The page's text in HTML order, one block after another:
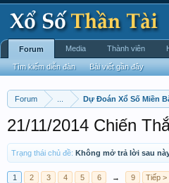
Forum Dự Đoán Xổ Số Miền
21/11/2014 Chiến
Trạng thái chủ đề: Không mở trả lời sau
1 2 3 4 5 6 → 9 Tiếp >
Forum
Tìm kiếm diễn đàn Bài viết gần đây
Media Thành viên